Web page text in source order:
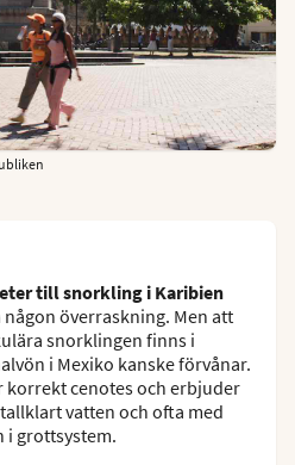
till snorkling i Karibien
överraskning. Men att
snorklingen finns i
i Mexiko kanske förvånar.
korrekt cenotes och erbjuder
vatten och ofta med
i grottsystem.